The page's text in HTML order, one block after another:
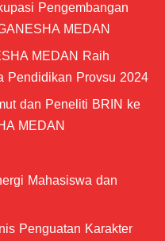
Pengembangan
MEDAN
MEDAN Raih
Pendidikan Provsu 2024
dan Peneliti BRIN ke
MEDAN
Mahasiswa dan
Penguatan Karakter